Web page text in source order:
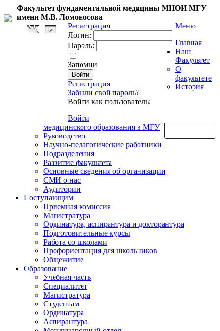
Факультет фундаментальной медицины МНОИ МГУ
имени М.В. Ломоносова
Регистрация
Логин:
Пароль:
Запомни
Регистрация
Забыли свой пароль?
Войти как пользователь:
Войти
Меню
Главная
Наш
Факультет
О
факультете
История
медицинского образования в МГУ
Руководство
Научно-педагогические работники
Подразделения
Развитие факультета
Основные сведения об организации
СМИ о нас
Аудитории
Поступающим
Приемная комиссия
Магистратура
Ординатура, аспирантура и докторантура
Подготовительные курсы
Работа со школами
Профориентация для школьников
Общежитие
Образование
Учебная часть
Специалитет
Магистратура
Студентам
Ординатура
Аспирантура